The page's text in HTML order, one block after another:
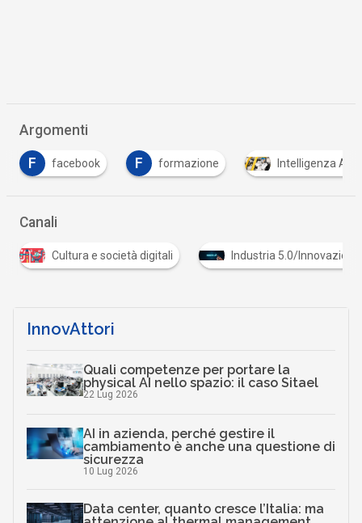
Argomenti
F facebook F formazione Intelligenza
Canali
Cultura e società digitali Industria 5.0/
InnovAttori
Quali competenze per portare la
physical AI nello spazio: il caso Sitael
22 Lug 2026
AI in azienda, perché gestire il
cambiamento è anche una questione di
sicurezza
10 Lug 2026
Data center, quanto cresce l’Italia: ma